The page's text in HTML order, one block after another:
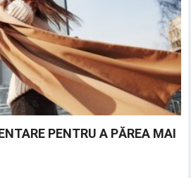
PENTRU A PĂREA MAI